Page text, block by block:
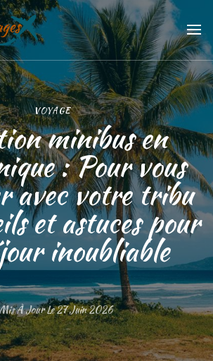
voyages
VOYAGE
minibus en
: Pour vous
avec votre tribu
et astuces pour
inoubliable
À Jour Le27 Juin 2026